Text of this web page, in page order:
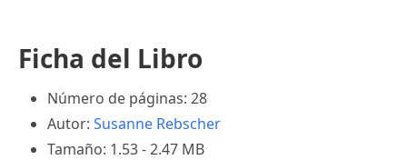
Ficha del Libro
Número de páginas: 28
Autor: Susanne Rebscher
Tamaño: 1.53 - 2.47 MB